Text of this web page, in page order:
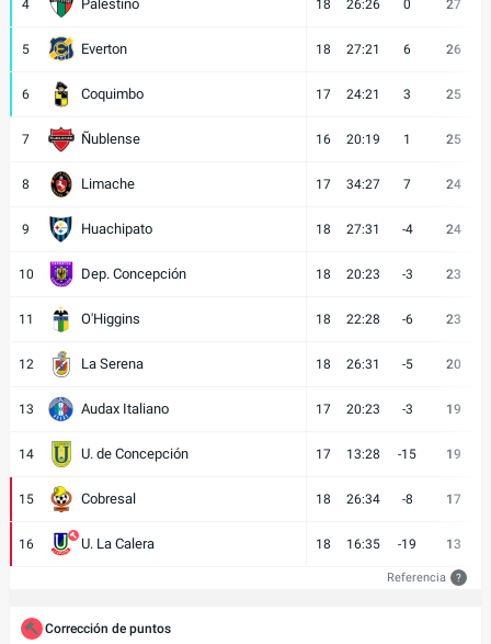
4 Palestino 18 26:26 0 27
5 Everton 18 27:21 6 26
6 Coquimbo 17 24:21 3 25
7 Ñublense 16 20:19 1 25
8 Limache 17 34:27 7 24
9 Huachipato 18 27:31 -4 24
10 Dep. Concepción 18 20:23 -3 23
11 O'Higgins 18 22:28 -6 23
12 La Serena 18 26:31 -5 20
13 Audax Italiano 17 20:23 -3 19
14 U. de Concepción 17 13:28 -15 19
15 Cobresal 18 26:34 -8 17
16 U. La Calera 18 16:35 -19 13
Referencia ?
Corrección de puntos